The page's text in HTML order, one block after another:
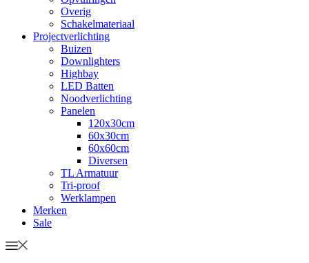
Overig
Schakelmateriaal
Projectverlichting
Buizen
Downlighters
Highbay
LED Batten
Noodverlichting
Panelen
120x30cm
60x30cm
60x60cm
Diversen
TL Armatuur
Tri-proof
Werklampen
Merken
Sale